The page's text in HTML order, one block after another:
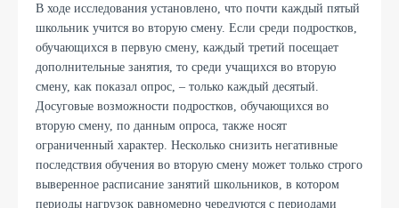
В ходе исследования установлено, что почти каждый пятый
школьник учится во вторую смену. Если среди подростков,
обучающихся в первую смену, каждый третий посещает
дополнительные занятия, то среди учащихся во вторую
смену, как показал опрос, – только каждый десятый.
Досуговые возможности подростков, обучающихся во
вторую смену, по данным опроса, также носят
ограниченный характер. Несколько снизить негативные
последствия обучения во вторую смену может только строго
выверенное расписание занятий школьников, в котором
периоды нагрузок равномерно чередуются с периодами